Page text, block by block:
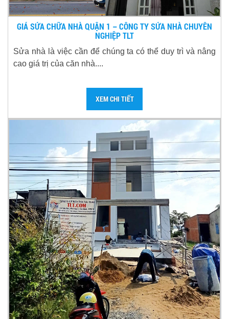
GIÁ SỬA CHỮA NHÀ QUẬN 1 – CÔNG TY SỬA NHÀ CHUYÊN
NGHIỆP TLT
Sửa nhà là việc cần để chúng ta có thể duy trì và nâng
cao giá trị của căn nhà....
XEM CHI TIẾT